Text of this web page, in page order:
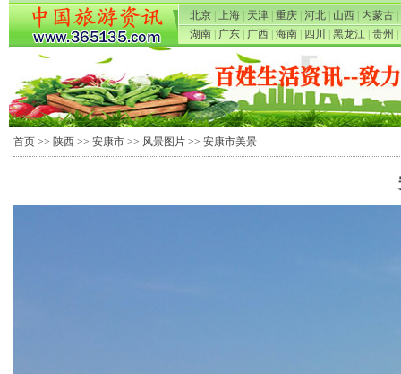
北京 上海 天津 重庆 河北 山西 内蒙古
湖南
广东 广西 海南 四川 黑龙江 贵州
首页 >> 陕西 >> 安康市 >> 风景图片 >> 安康市美景